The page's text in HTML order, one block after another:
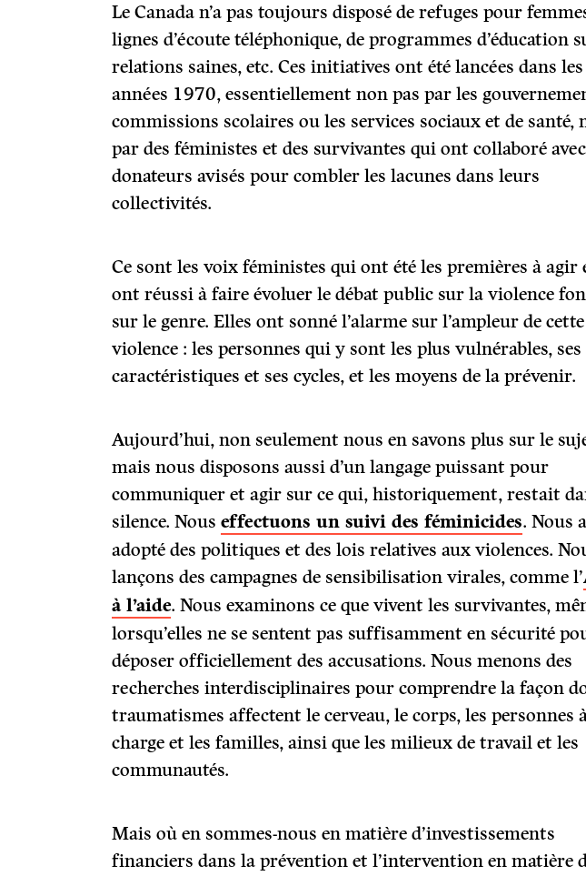
Le Canada n’a pas toujours disposé de refuges pour
lignes d’écoute téléphonique, de programmes d’éducation
relations saines, etc. Ces initiatives ont été lancées dans les
années 1970, essentiellement non pas par les
commissions scolaires ou les services sociaux et de santé,
par des féministes et des survivantes qui ont collaboré
donateurs avisés pour combler les lacunes dans leurs
collectivités.
Ce sont les voix féministes qui ont été les premières à agir
ont réussi à faire évoluer le débat public sur la violence
sur le genre. Elles ont sonné l’alarme sur l’ampleur de cette
violence : les personnes qui y sont les plus vulnérables, ses
caractéristiques et ses cycles, et les moyens de la prévenir.
Aujourd’hui, non seulement nous en savons plus sur le
mais nous disposons aussi d’un langage puissant pour
communiquer et agir sur ce qui, historiquement, restait
silence. Nouseffectuons un suivi des féminicides. Nous
adopté des politiques et des lois relatives aux violences.
lançons des campagnes de sensibilisation virales, comme l’
à l’aide. Nous examinons ce que vivent les survivantes,
lorsqu’elles ne se sentent pas suffisamment en sécurité
déposer officiellement des accusations. Nous menons des
recherches interdisciplinaires pour comprendre la façon
traumatismes affectent le cerveau, le corps, les personnes
charge et les familles, ainsi que les milieux de travail et les
communautés.
Mais où en sommes-nous en matière d’investissements
financiers dans la prévention et l’intervention en matière